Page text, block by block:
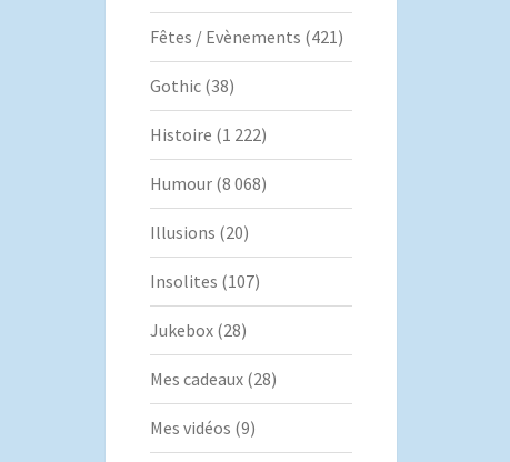
Fêtes / Evènements (421)
Gothic(38)
Histoire (1 222)
Humour(8 068)
Illusions (20)
Insolites (107)
Jukebox(28)
Mes cadeaux(28)
Mes vidéos (9)